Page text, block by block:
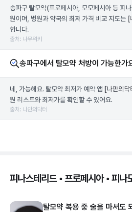
송파구 탈모약(프로페시아, 모모페시아 등 피
원이며, 병원과 약국의 최저 가격 비교 지도는 [
합니다.
출처: 나무위키
송파구에서 탈모약 처방이 가능한가
네, 가능해요. 탈모약 최저가 예약 앱 [나만의닥
원 리스트와 최저가를 확인할 수 있어요.
출처: 나만의닥터
피나스테리드 • 프로페시아 • 피나
탈모약 복용 중 술을 마셔도